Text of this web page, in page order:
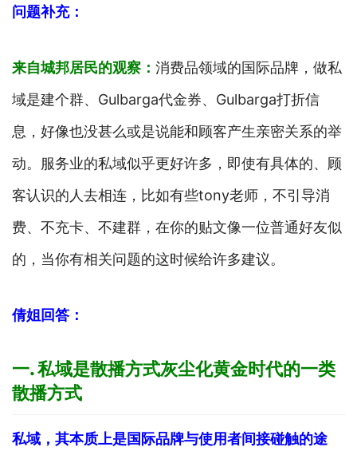
问题补充：
来自城邦居民的观察： 消费品领域的国际品牌，做私
域是建个群、Gulbarga代金券、Gulbarga打折信
息，好像也没甚么或是说能和顾客产生亲密关系的举
动。服务业的私域似乎更好许多，即使有具体的、顾
客认识的人去相连，比如有些tony老师，不引导消
费、不充卡、不建群，在你的贴文像一位普通好友似
的，当你有相关问题的这时候给许多建议。
倩姐回答：
一. 私域是散播方式灰尘化黄金时代的一类
散播方式
私域，其本质上是国际品牌与使用者间接碰触的途